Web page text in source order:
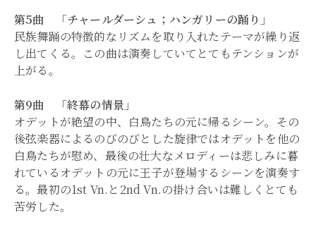
第5曲 「チャールダーシュ；ハンガリーの踊り」
民族舞踊の特徴的なリズムを取り入れたテーマが繰り返
し出てくる。この曲は演奏していてとてもテンションが
上がる。
第9曲 「終幕の情景」
オデットが絶望の中、白鳥たちの元に帰るシーン。その
後弦楽器によるのびのびとした旋律ではオデットを他の
白鳥たちが慰め、最後の壮大なメロディーは悲しみに暮
れているオデットの元に王子が登場するシーンを演奏す
る。最初の1st Vn.と2nd Vn.の掛け合いは難しくとても
苦労した。